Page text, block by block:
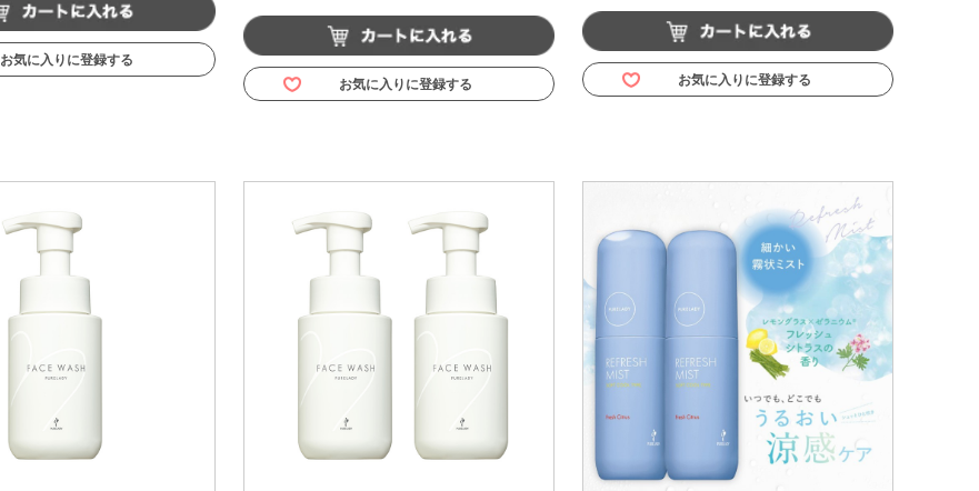
お気に入りに登録する
お気に入りに登録する お気に入りに登録する